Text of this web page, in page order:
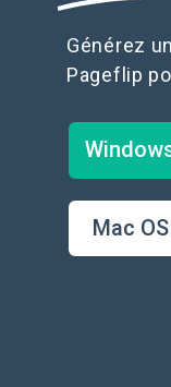
Générez
Pageflip
Mac OS